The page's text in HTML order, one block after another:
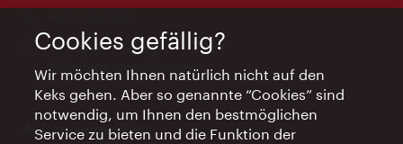
Öffnungszeiten:
Montag - Freitag 9 – 17 Uhr
Feiertags geschlossen
AI Concierge Wien
Cookies gefällig?
Wir möchten Ihnen natürlich nicht auf den
Keks gehen. Aber so genannte “Cookies” sind
notwendig, um Ihnen den bestmöglichen
Service zu bieten und die Funktion der